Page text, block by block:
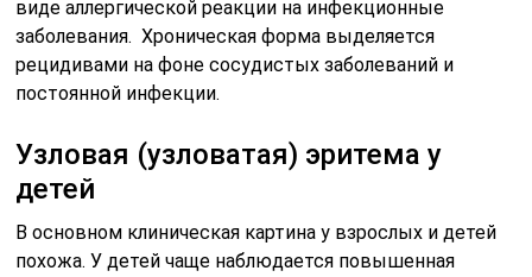
виде аллергической реакции на инфекционные
заболевания. Хроническая форма выделяется
рецидивами на фоне сосудистых заболеваний и
постоянной инфекции.
Узловая (узловатая) эритема у
детей
В основном клиническая картина у взрослых и детей
похожа. У детей чаще наблюдается повышенная